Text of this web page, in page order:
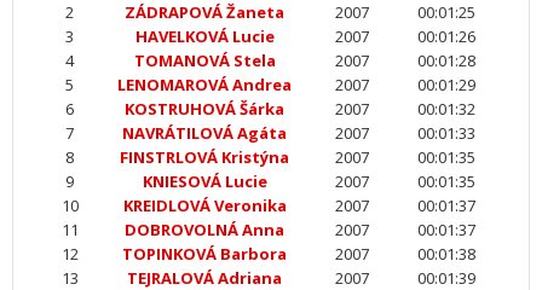
2
ZÁDRAPOVÁ Žaneta 2007
00:01:25
3
HAVELKOVÁ Lucie 2007
00:01:26
4
TOMANOVÁ Stela 2007
00:01:28
5
LENOMAROVÁ Andrea 2007
00:01:29
6
KOSTRUHOVÁ Šárka 2007
00:01:32
7
NAVRÁTILOVÁ Agáta 2007
00:01:33
8
FINSTRLOVÁ Kristýna 2007
00:01:35
9
KNIESOVÁ Lucie 2007
00:01:35
10
KREIDLOVÁ Veronika 2007
00:01:37
11
DOBROVOLNÁ Anna 2007
00:01:37
12
TOPINKOVÁ Barbora 2007
00:01:38
13
TEJRALOVÁ Adriana 2007
00:01:39